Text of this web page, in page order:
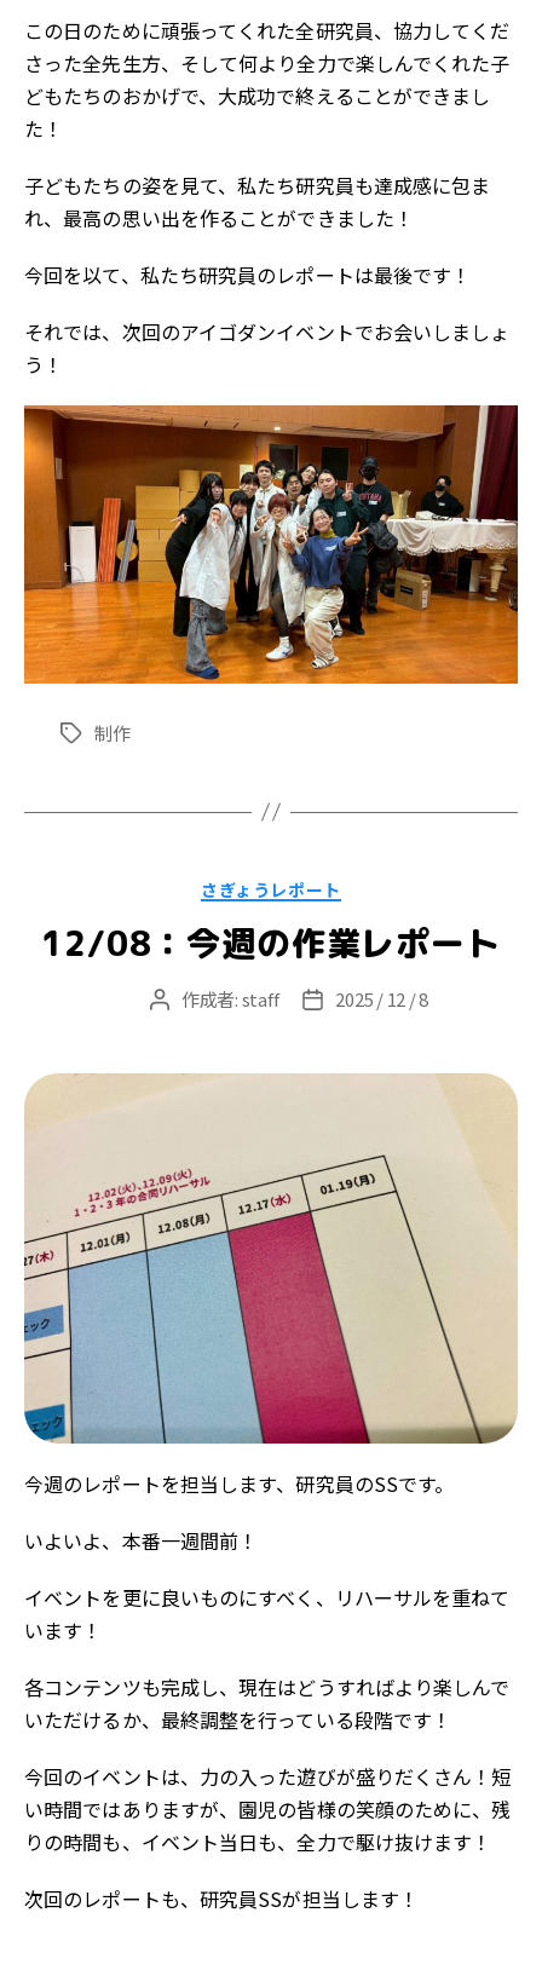
この日のために頑張ってくれた全研究員、協力してくだ
さった全先生方、そして何より全力で楽しんでくれた子
どもたちのおかげで、大成功で終えることができまし
た！
子どもたちの姿を見て、私たち研究員も達成感に包ま
れ、最高の思い出を作ることができました！
今回を以て、私たち研究員のレポートは最後です！
それでは、次回のアイゴダンイベントでお会いしましょ
う！
タ
制作
カ
テ
リ
ー
さぎょうレポート
12/08：今週の作業レポート
投 作成者:staff
投 2025 / 12 / 8
今週のレポートを担当します、研究員のSSです。
いよいよ、本番一週間前！
イベントを更に良いものにすべく、リハーサルを重ねて
います！
各コンテンツも完成し、現在はどうすればより楽しんで
いただけるか、最終調整を行っている段階です！
今回のイベントは、力の入った遊びが盛りだくさん！短
い時間ではありますが、園児の皆様の笑顔のために、残
りの時間も、イベント当日も、全力で駆け抜けます！
次回のレポートも、研究員SSが担当します！